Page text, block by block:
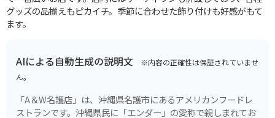
グッズの品揃えもピカイチ。季節に合わせた飾り付けも好感がもて
ます。
AIによる自動生成の説明文 ※内容の正確性は保証されていませ
ん。
「A＆W名護店」は、沖縄県名護市にあるアメリカンフードレ
ストランです。沖縄県民に「エンダー」の愛称で親しまれてお